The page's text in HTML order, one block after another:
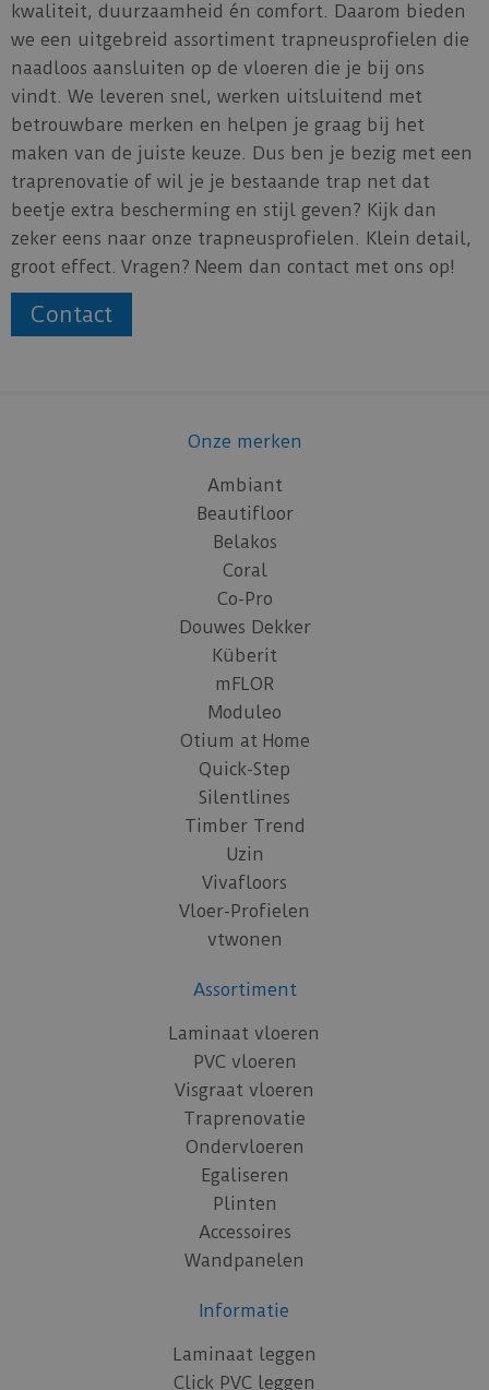
kwaliteit, duurzaamheid én comfort. Daarom bieden
we een uitgebreid assortiment trapneusprofielen die
naadloos aansluiten op de vloeren die je bij ons
vindt. We leveren snel, werken uitsluitend met
betrouwbare merken en helpen je graag bij het
maken van de juiste keuze. Dus ben je bezig met een
traprenovatie of wil je je bestaande trap net dat
beetje extra bescherming en stijl geven? Kijk dan
zeker eens naar onze trapneusprofielen. Klein detail,
groot effect. Vragen? Neem dan contact met ons op!
Contact
Onze merken
Ambiant
Beautifloor
Belakos
Coral
Co-Pro
Douwes Dekker
Küberit
mFLOR
Moduleo
Otium at Home
Quick-Step
Silentlines
Timber Trend
Uzin
Vivafloors
Vloer-Profielen
vtwonen
Assortiment
Laminaat vloeren
PVC vloeren
Visgraat vloeren
Traprenovatie
Ondervloeren
Egaliseren
Plinten
Accessoires
Wandpanelen
Informatie
Laminaat leggen
Click PVC leggen